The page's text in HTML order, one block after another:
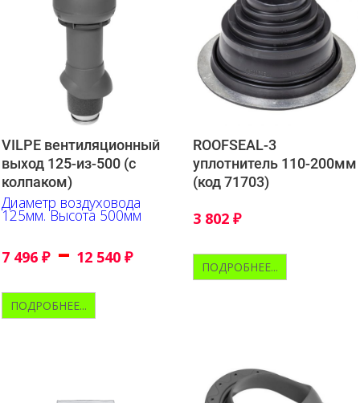
VILPE вентиляционный
выход 125-из-500 (с
колпаком)
Диаметр воздуховода
125мм. Высота 500мм
7 496 ₽ – 12 540 ₽
ПОДРОБНЕЕ...
ROOFSEAL-3
уплотнитель 110-200мм
(код 71703)
3 802 ₽
ПОДРОБНЕЕ...